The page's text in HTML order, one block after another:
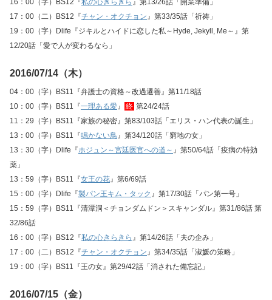
16：00（字）BS12『私の心きらきら 』第13/26話「開業準備」
17：00（二）BS12『チャン・オクチョン』第33/35話「祈祷」
19：00（字）Dlife『ジキルとハイドに恋した私～Hyde, Jekyll, Me～』第
12/20話「愛で人が変わるなら」
2016/07/14（木）
04：00（字）BS11『弁護士の資格～改過遷善』第11/18話
10：00（字）BS11『一理ある愛』 終 第24/24話
11：29（字）BS11『家族の秘密』第83/103話「エリス・ハン代表の誕生」
13：00（字）BS11『鳴かない鳥』第34/120話「窮地の女」
13：30（字）Dlife『ホジュン～宮廷医官への道～ 』第50/64話「疫病の特効
薬」
13：59（字）BS11『女王の花』第6/69話
15：00（字）Dlife『製パン王キム・タック 』第17/30話「パン第一号」
15：59（字）BS11『清潭洞＜チョンダムドン＞スキャンダル』第31/86話 第
32/86話
16：00（字）BS12『私の心きらきら 』第14/26話「夫の企み」
17：00（二）BS12『チャン・オクチョン』第34/35話「淑媛の策略」
19：00（字）BS11『王の女』第29/42話「消された備忘記」
2016/07/15（金）